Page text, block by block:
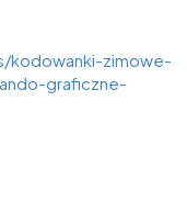
kodowanki-zimowe-
graficzne-